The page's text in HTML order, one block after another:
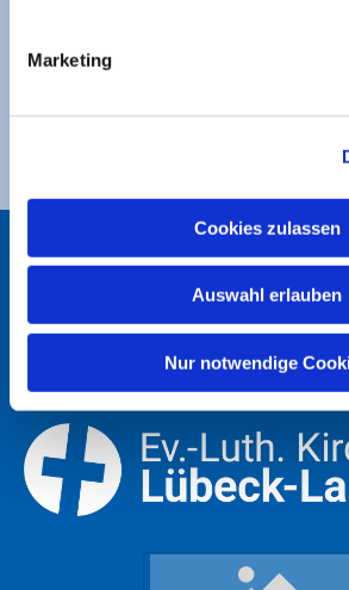
Marketing
Cookies zulassen
Auswahl erlauben
Nur notwendige
Ev. Luth.
DE49 2305 0101 0001
ST. JAKOBI